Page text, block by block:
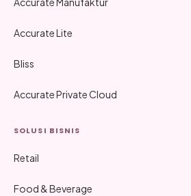
Accurate Lite
Bliss
Accurate Private Cloud
SOLUSI BISNIS
Retail
Food & Beverage